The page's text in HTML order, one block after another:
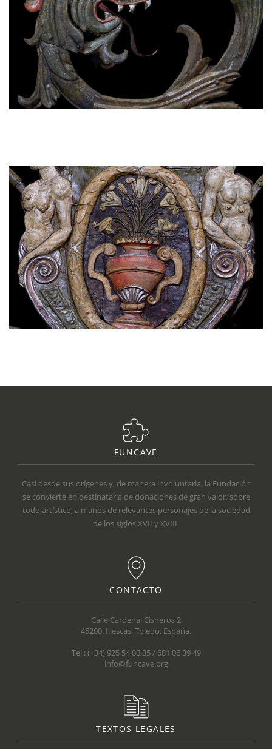
FUNCAVE
Casi desde sus orígenes y, de manera involuntaria, la Fundación
se convierte en destinataria de donaciones de gran valor, sobre
todo artístico, a manos de relevantes personajes de la sociedad
de los siglos XVII y XVIII.
CONTACTO
Calle Cardenal Cisneros 2
45200. Illescas. Toledo. España.
Tel : (+34) 925 54 00 35 / 681 06 39 49
info@funcave.org
TEXTOS LEGALES